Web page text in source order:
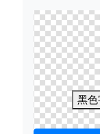
黑色